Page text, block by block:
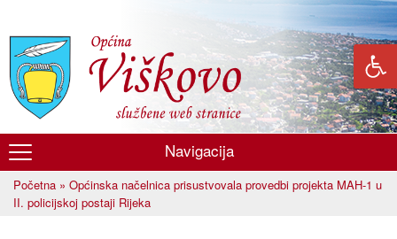
glavni
sadržaj
Općina
Viškovo
Navigacija
Vi ste ovdje
Početna » Općinska načelnica prisustvovala provedbi projekta MAH-1 u
II. policijskoj postaji Rijeka